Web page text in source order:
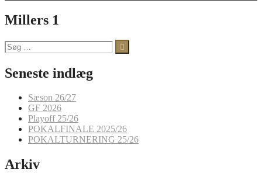
Millers 1
Søg
efter:
Seneste indlæg
Sæson 26/27
GF 2026
Playoff 25/26
POKALFINALE 2025/26
POKALTURNERING 25/26
Arkiv